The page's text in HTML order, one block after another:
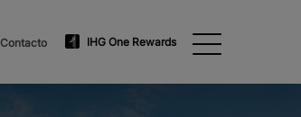
Contacto IHG One Rewards